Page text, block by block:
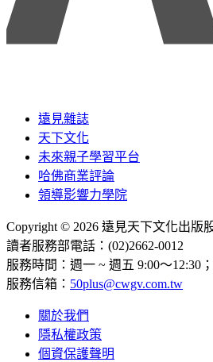
遠見雜誌
天下文化
未來親子學習平台
哈佛商業評論
領導影響力學院
Copyright © 2026 遠見天下文化出版
讀者服務部電話：(02)2662-0012
服務時間：週一 ~ 週五 9:00～12:30
服務信箱： 50plus@cwgv.com.tw
關於我們
隱私權政策
個資保護聲明